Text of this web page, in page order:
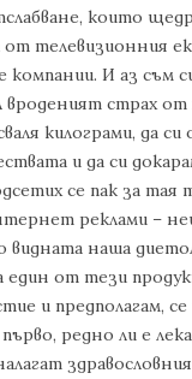
които
телевизионния
И аз съм
вроденият страх от
килограми, да си
и да си
се пак за тая
реклами –
видната наша
един от тези
и предполагам,
редно ли е